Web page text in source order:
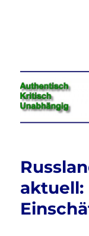
Jeder
Meinung
frei zu
aktuell: